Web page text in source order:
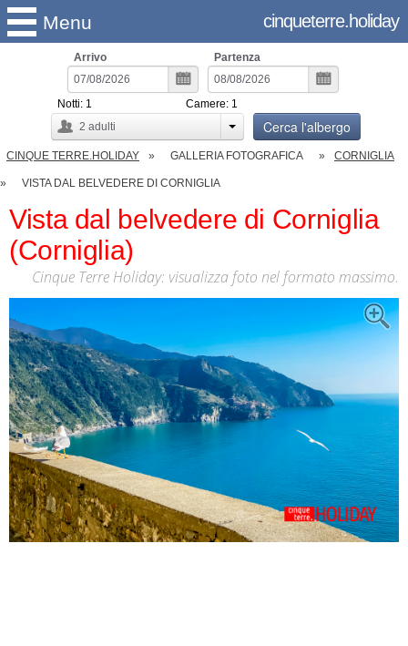
Menu cinqueterre.holiday
Arrivo Partenza
2 adulti
Notti: 1 Camere: 1
Cerca l'albergo
CINQUE TERRE.HOLIDAY GALLERIA FOTOGRAFICA CORNIGLIA
VISTA DAL BELVEDERE DI CORNIGLIA
Vista dal belvedere di Corniglia
(Corniglia)
Cinque Terre Holiday: visualizza foto nel formato massimo.